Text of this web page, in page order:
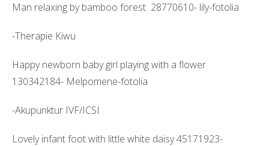
Man relaxing by bamboo forest 28770610- lily-fotolia
-Therapie Kiwu
Happy newborn baby girl playing with a flower
130342184- Melpomene-fotolia
-Akupunktur IVF/ICSI
Lovely infant foot with little white daisy 45171923-